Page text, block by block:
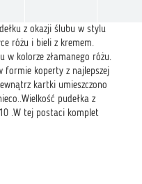
z okazji ślubu w stylu
różu i bieli z kremem.
w kolorze złamanego różu.
formie koperty z najlepszej
kartki umieszczono
pudełka z
.W tej postaci komplet